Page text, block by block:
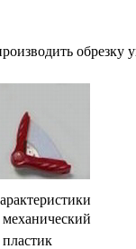
обрезку
механический
пластик